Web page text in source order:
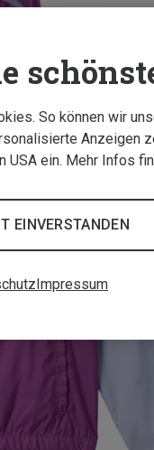
So können wir
Anzeigen
USA ein. Mehr Infos
EINVERSTANDEN
Impressum